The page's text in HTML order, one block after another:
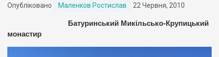
Опубліковано Маленков Ростислав 22 Червня, 2010
Батуринський Микільсько-Крупицький
монастир